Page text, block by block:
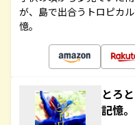
が、島で出合うトロピカ
憶。
とろ
記憶